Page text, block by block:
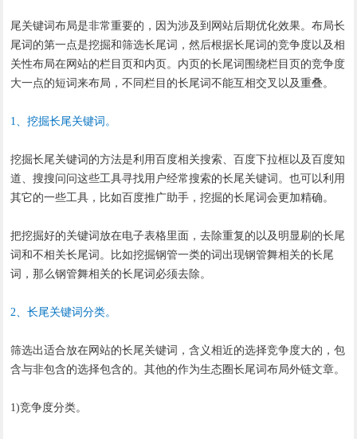
尾关键词布局是非常重要的，因为涉及到网站后期优化效果。布局长
尾词的第一点是挖掘和筛选长尾词，然后根据长尾词的竞争度以及相
关性布局在网站的栏目页和内页。内页的长尾词围绕栏目页的竞争度
大一点的短词来布局，不同栏目的长尾词不能互相交叉以及重叠。
1、挖掘长尾关键词。
挖掘长尾关键词的方法是利用百度相关搜索、百度下拉框以及百度知
道、搜搜问问这些工具寻找用户经常搜索的长尾关键词。也可以利用
其它的一些工具，比如百度推广助手，挖掘的长尾词会更加精确。
把挖掘好的关键词放在电子表格里面，去除重复的以及明显刷的长尾
词和不相关长尾词。比如挖掘钢管一类的词出现钢管舞相关的长尾
词，那么钢管舞相关的长尾词必须去除。
2、长尾关键词分类。
筛选出适合放在网站的长尾关键词，含义相近的选择竞争度大的，包
含与非包含的选择包含的。其他的作为生态圈长尾词布局外链文章。
1)竞争度分类。